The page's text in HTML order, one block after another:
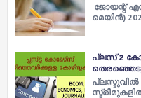
ജോ​യ​ന്റ്
മെ​യി​ൻ)
പ്ലസ് 2